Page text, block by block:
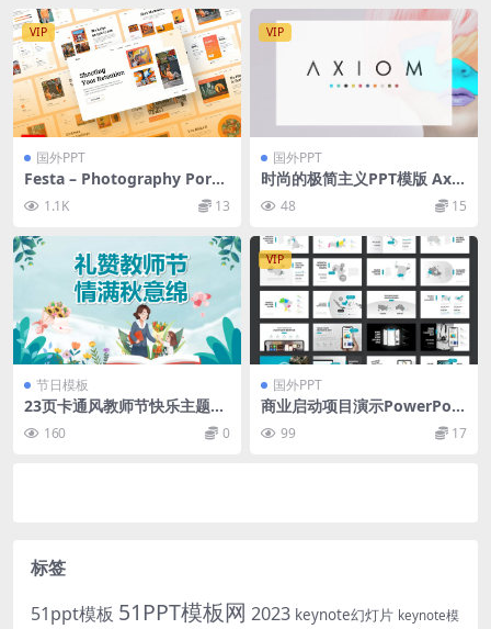
VIP
国外PPT
Festa – Photography Portf
olio1.1K 13
VIP
国外PPT
时尚的极简主义PPT模版 Axio
m – Simple Presentation
48 15
节日模板
23页卡通风教师节快乐主题班
会课件PPT模板
160 0
VIP
国外PPT
商业启动项目演示PowerPoin
t幻灯片模板
99 17
标签
51ppt模板 51PPT模板网 2023 keynote幻灯片 keynote模